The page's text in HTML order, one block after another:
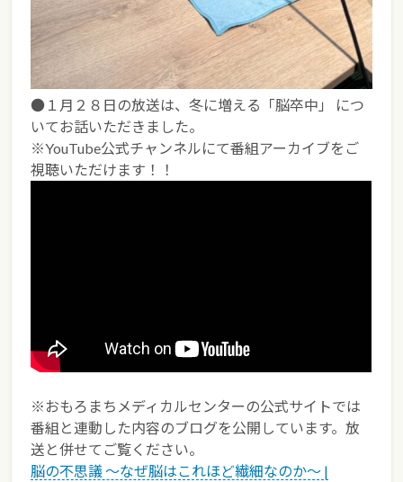
●１月２８日の放送は、冬に増える「脳卒中」
につ
いてお話いただきました。
※YouTube公式チャンネルにて番組アーカイブをご
視聴いただけます！！
※おもろまちメディカルセンターの公式サイトでは
番組と連動した内容のブログを公開しています。放
送と併せてご覧ください。
脳の不思議 〜なぜ脳はこれほど繊細なのか〜 |